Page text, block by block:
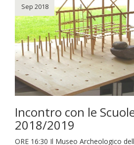
Sep 2018
Incontro con le
2018/2019
ORE 16:30 Il Museo Archeologico